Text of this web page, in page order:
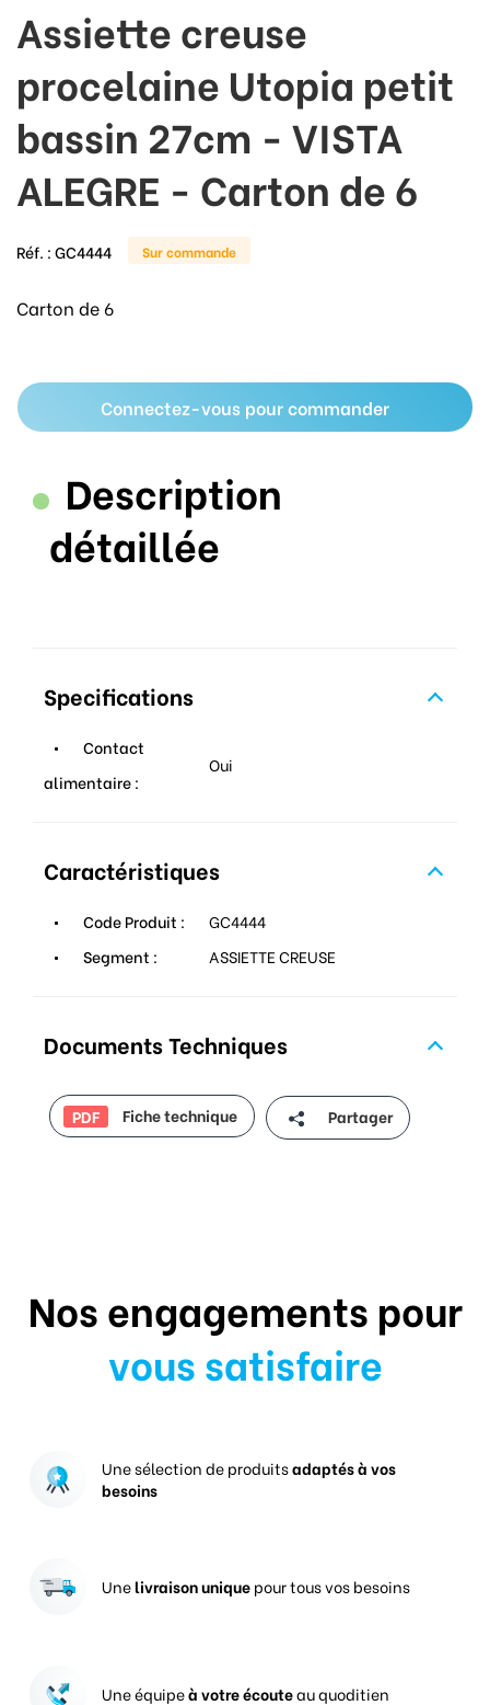
Assiette creuse
procelaine Utopia petit
bassin 27cm - VISTA
ALEGRE - Carton de 6
Réf. :GC4444 Sur commande
Carton de 6
Connectez-vous pour commander
Description
détaillée
Specifications
Contact
alimentaire :
Oui
Caractéristiques
Code Produit :
GC4444
Segment :
ASSIETTE CREUSE
Documents Techniques
PDF Fiche technique Partager
Nos engagements pour
vous satisfaire
Une sélection de produitsadaptés à vos
besoins
Unelivraison uniquepour tous vos besoins
Une équipeà votre écouteau quoditien